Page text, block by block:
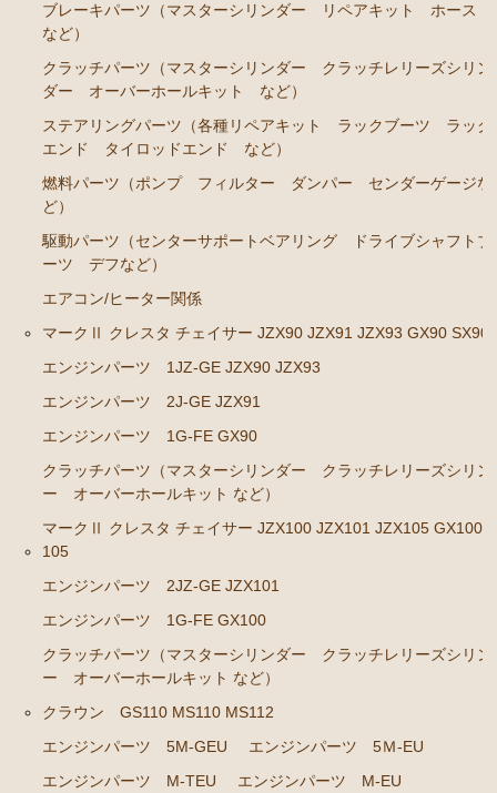
GX100 GX105
エンジンパーツ 2JZ-GE JZX101
エンジンパーツ 1G-FE GX100
クラッチパーツ（マスターシリンダー クラッチレリ
ーズシリンダー オーバーホールキット など）
クラウン GS110 MS110 MS112
エンジンパーツ 5M-GEU
エンジンパーツ M-EU
エンジンパーツ 1G-EU
エンジンパーツ（マウント 他）
ブレーキパーツ（マスターシリンダー リペアキッ
ト ホース など）
クラッチパーツ（マスターシリンダー クラッチレリ
ーズシリンダー オーバーホールキット など）
ステアリングパーツ（ピットマンアーム アイドラー
アーム タイロッドエンド など）
足回りパーツ（ベアリング ボールジョイント アー
ムブッシュ類 など）
燃料パーツ（ポンプ フィルター ダンパー センダ
ーゲージなど）
駆動パーツ（センターサポートベアリング ドライブ
ブレーキパーツ（マスターシリンダー リペアキット ホース
など）
クラッチパーツ（マスターシリンダー クラッチレリーズシリン
ダー オーバーホールキット など）
ステアリングパーツ（各種リペアキット ラックブーツ ラック
エンド タイロッドエンド など）
燃料パーツ（ポンプ フィルター ダンパー センダーゲージな
ど）
駆動パーツ（センターサポートベアリング ドライブシャフトブ
ーツ デフなど）
エアコン/ヒーター関係
マークⅡ クレスタ チェイサー JZX90 JZX91 JZX93 GX90 SX90
エンジンパーツ 1JZ-GE JZX90 JZX93
エンジンパーツ 2J-GE JZX91
エンジンパーツ 1G-FE GX90
クラッチパーツ（マスターシリンダー クラッチレリーズシリン
ー オーバーホールキット など）
マークⅡ クレスタ チェイサー JZX100 JZX101 JZX105 GX100
105
エンジンパーツ 2JZ-GE JZX101
エンジンパーツ 1G-FE GX100
クラッチパーツ（マスターシリンダー クラッチレリーズシリン
ー オーバーホールキット など）
クラウン GS110 MS110 MS112
エンジンパーツ 5M-GEU
エンジンパーツ 5Ｍ-EU
エンジンパーツ M-TEU
エンジンパーツ M-EU